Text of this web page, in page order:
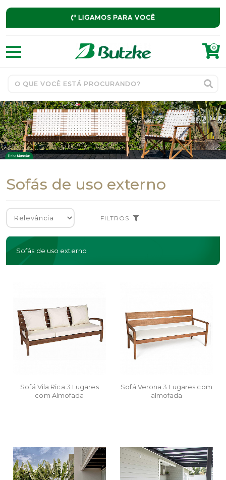
LIGAMOS PARA VOCÊ
0
Sofás de uso externo
FILTROS
Sofás de uso externo
Sofá Vila Rica 3 Lugares
com Almofada
Sofá Verona 3 Lugares com
almofada